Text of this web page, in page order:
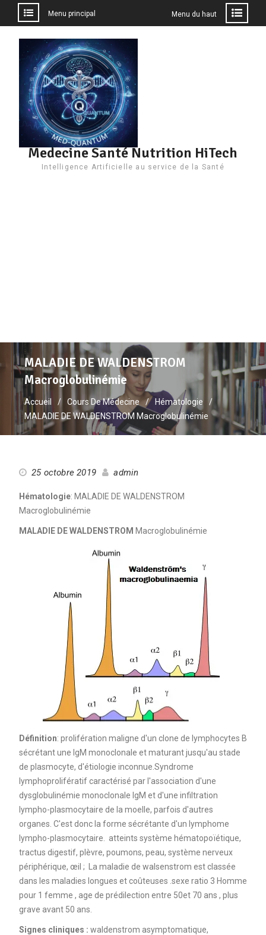
contenu
Menu principal Menu du haut
Medecine Santé Nutrition HiTech
Intelligence Artificielle au service de la Santé
MALADIE DE WALDENSTROM
Macroglobulinémie
Accueil Cours De Médecine
Hématologie
MALADIE DE WALDENSTROM Macroglobulinémie
25 octobre 2019 admin
Hématologie: MALADIE DE WALDENSTROM
Macroglobulinémie
MALADIE DE WALDENSTROM Macroglobulinémie
Définition: prolifération maligne d'un clone de lymphocytes B
sécrétant une IgM monoclonale et maturant jusqu'au stade
de plasmocyte, d'étiologie inconnue.Syndrome
lymphoprolifératif caractérisé par l'association d'une
dysglobulinémie monoclonale IgM et d'une infiltration
lympho-plasmocytaire de la moelle, parfois d'autres
organes. C'est donc la forme sécrétante d'un lymphome
lympho-plasmocytaire. atteints système hématopoïétique,
tractus digestif, plèvre, poumons, peau, système nerveux
périphérique, œil ; La maladie de walsenstrom est classée
dans les maladies longues et coûteuses .sexe ratio 3 Homme
pour 1 femme , age de prédilection entre 50et 70 ans , plus
grave avant 50 ans.
Signes cliniques : waldenstrom asymptomatique,